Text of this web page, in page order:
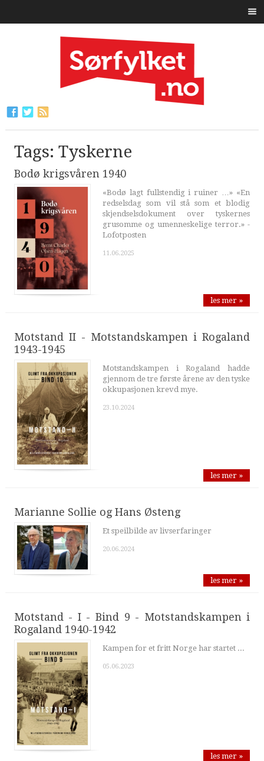
Tags: Tyskerne
Bodø krigsvåren 1940
«Bodø lagt fullstendig i ruiner …» «En
redselsdag som vil stå som et blodig
skjendselsdokument over tyskernes
grusomme og umenneskelige terror.» -
Lofotposten
11.06.2025
les mer »
Motstand II - Motstandskampen i Rogaland
1943-1945
Motstandskampen i Rogaland hadde
gjennom de tre første årene av den tyske
okkupasjonen krevd mye.
23.10.2024
les mer »
Marianne Sollie og Hans Østeng
Et speilbilde av livserfaringer
20.06.2024
les mer »
Motstand - I - Bind 9 - Motstandskampen i
Rogaland 1940-1942
Kampen for et fritt Norge har startet ...
05.06.2023
les mer »